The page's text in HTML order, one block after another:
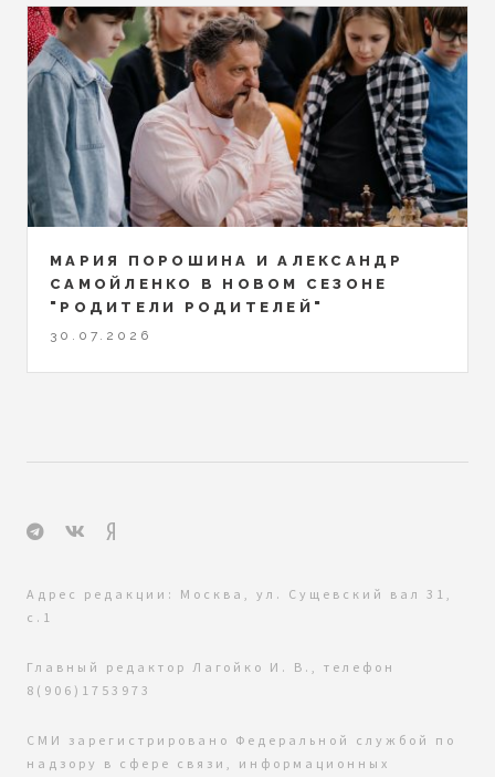
МАРИЯ ПОРОШИНА И АЛЕКСАНДР
САМОЙЛЕНКО В НОВОМ СЕЗОНЕ
"РОДИТЕЛИ РОДИТЕЛЕЙ"
30.07.2026
Адрес редакции: Москва, ул. Сущевский вал 31,
с.1
Главный редактор Лагойко И. В., телефон
8(906)1753973
СМИ зарегистрировано Федеральной службой по
надзору в сфере связи, информационных